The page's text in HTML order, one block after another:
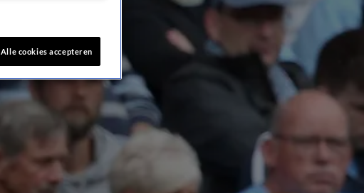
Alle cookies accepteren